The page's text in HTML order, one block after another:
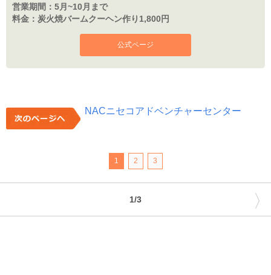
営業期間： 5月~10月まで
料金： 炭火焼バームクーヘン作り1,800円
公式ページ
NACニセコアドベンチャーセンター
1 2 3
1/3 〉